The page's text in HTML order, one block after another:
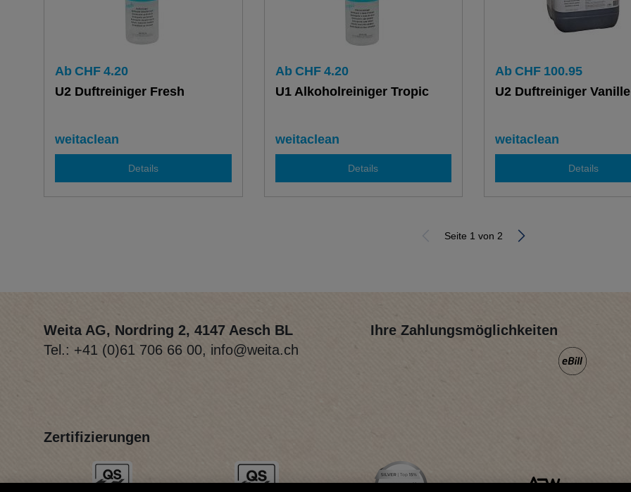
Ab CHF 4.20
U2 Duftreiniger Fresh
weitaclean
Details
Ab CHF 4.20
U1 Alkoholreiniger Tropic
weitaclean
Details
Ab CHF 100.95
U2 Duftreiniger Vanille
weitaclean
Details
Seite 1 von 2
Weita AG, Nordring 2, 4147 Aesch BL
Tel.: +41 (0)61 706 66 00, info@weita.ch
Ihre Zahlungsmöglichkeiten
Zertifizierungen